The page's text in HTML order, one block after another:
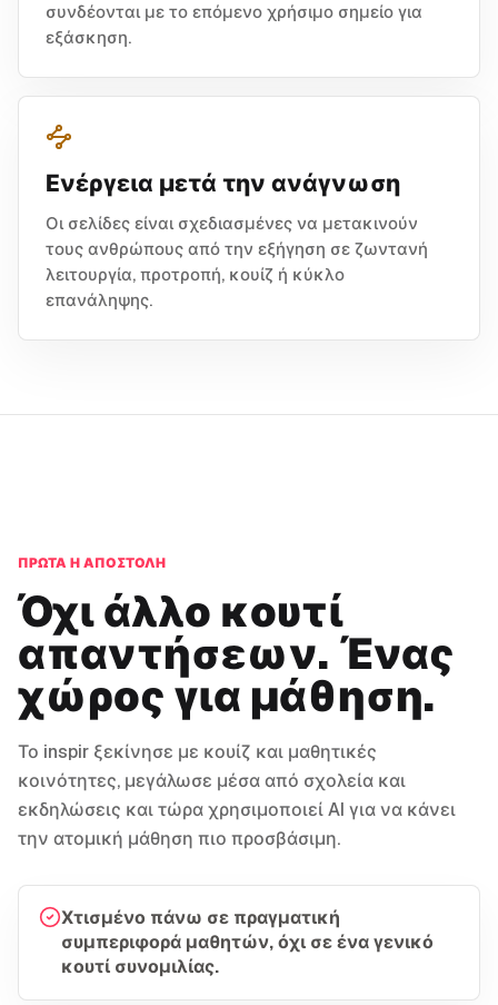
συνδέονται με το επόμενο χρήσιμο σημείο για
εξάσκηση.
Ενέργεια μετά την ανάγνωση
Οι σελίδες είναι σχεδιασμένες να μετακινούν
τους ανθρώπους από την εξήγηση σε ζωντανή
λειτουργία, προτροπή, κουίζ ή κύκλο
επανάληψης.
ΠΡΏΤΑ Η ΑΠΟΣΤΟΛΉ
Όχι άλλο κουτί
απαντήσεων. Ένας
χώρος για μάθηση.
Το inspir ξεκίνησε με κουίζ και μαθητικές
κοινότητες, μεγάλωσε μέσα από σχολεία και
εκδηλώσεις και τώρα χρησιμοποιεί AI για να κάνει
την ατομική μάθηση πιο προσβάσιμη.
Χτισμένο πάνω σε πραγματική
συμπεριφορά μαθητών, όχι σε ένα γενικό
κουτί συνομιλίας.